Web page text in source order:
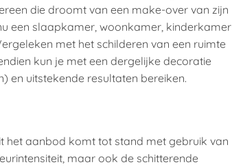
die droomt van een make-over van zijn
een slaapkamer, woonkamer, kinderkamer
met het schilderen van een ruimte
kun je met een dergelijke decoratie
en uitstekende resultaten bereiken.
het aanbod komt tot stand met gebruik van
maar ook de schitterende